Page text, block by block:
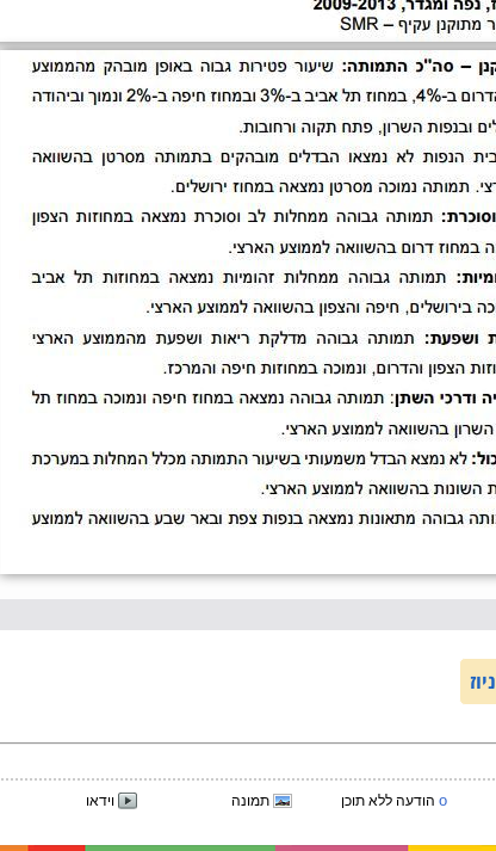
o הודעה ללא תוכן תמונה וידאו